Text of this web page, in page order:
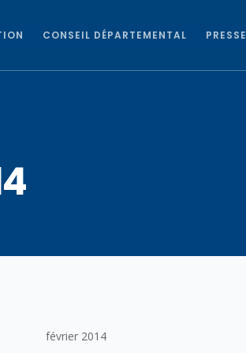
CONSEIL DÉPARTEMENTAL PRESSE
février 2014